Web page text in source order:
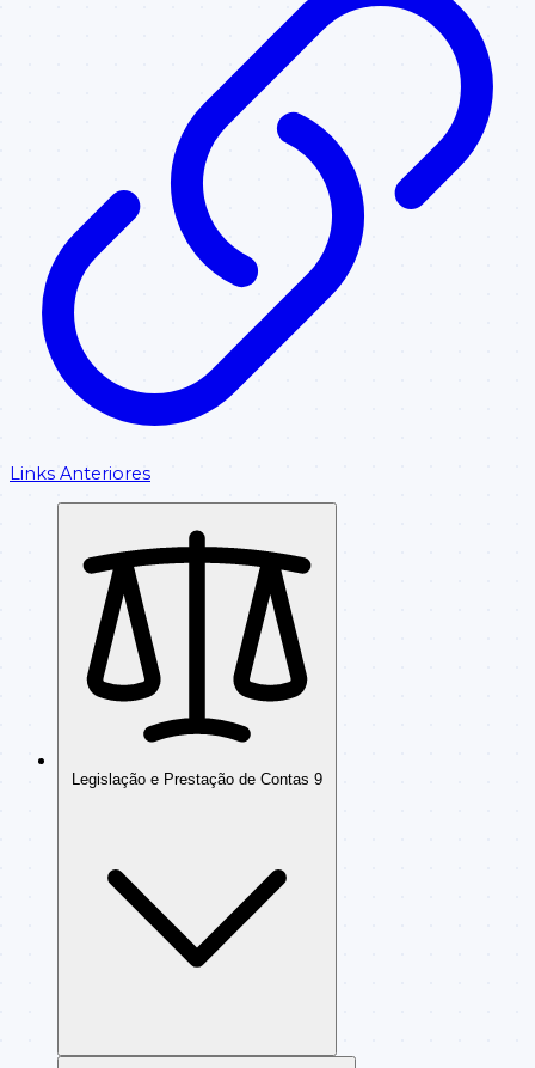
Links Anteriores
Legislação e Prestação de Contas 9